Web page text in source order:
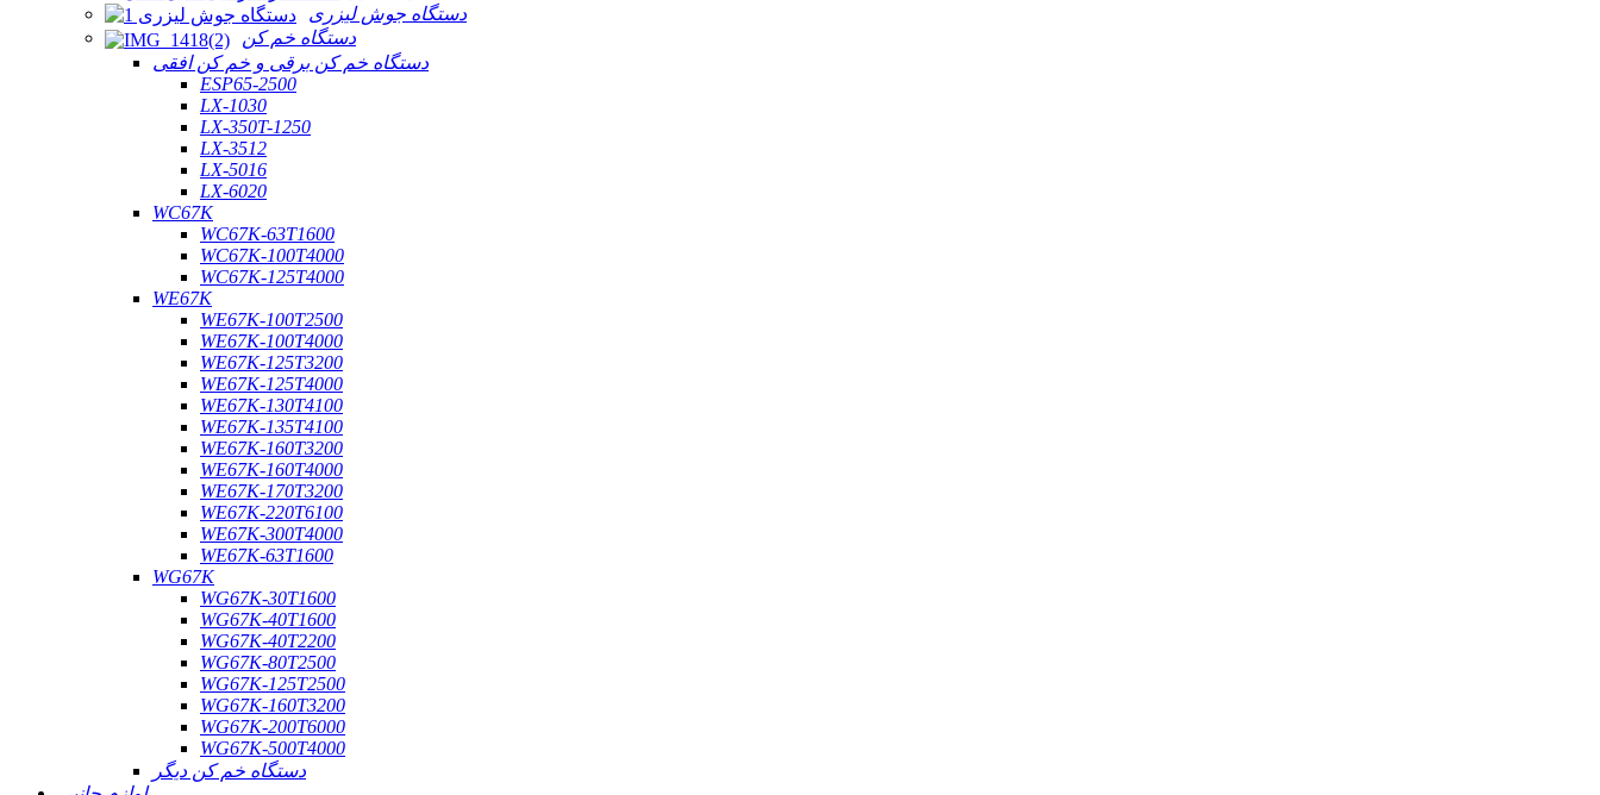
دستگاه جوش لیزری
دستگاه خم کن
دستگاه خم کن برقی و خم کن افقی
ESP65-2500
LX-1030
LX-350T-1250
LX-3512
LX-5016
LX-6020
WC67K
WC67K-63T1600
WC67K-100T4000
WC67K-125T4000
WE67K
WE67K-100T2500
WE67K-100T4000
WE67K-125T3200
WE67K-125T4000
WE67K-130T4100
WE67K-135T4100
WE67K-160T3200
WE67K-160T4000
WE67K-170T3200
WE67K-220T6100
WE67K-300T4000
WE67K-63T1600
WG67K
WG67K-30T1600
WG67K-40T1600
WG67K-40T2200
WG67K-80T2500
WG67K-125T2500
WG67K-160T3200
WG67K-200T6000
WG67K-500T4000
دستگاه خم کن دیگر